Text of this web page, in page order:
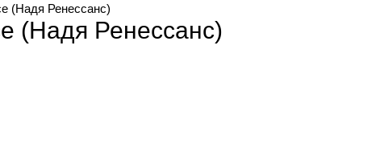
(Надя Ренессанс)
(Надя Ренессанс)